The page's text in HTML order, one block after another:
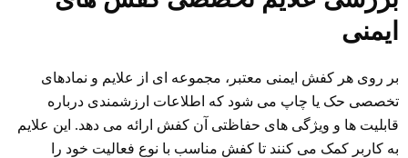
ایمنی
بر روی هر کفش ایمنی معتبر، مجموعه ای از علایم و نمادهای
تخصصی حک یا چاپ می شود که اطلاعات ارزشمندی درباره
قابلیت ها و ویژگی های حفاظتی آن کفش ارائه می دهد. این علایم
به کاربر کمک می کنند تا کفش مناسب با نوع فعالیت خود را